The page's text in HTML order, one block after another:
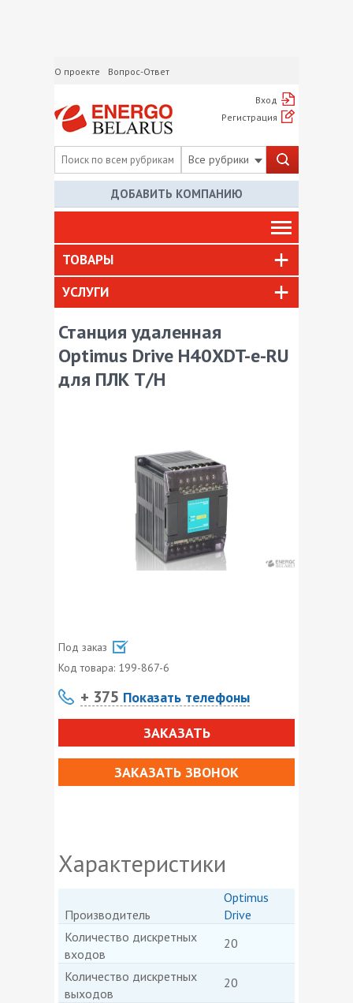
О проекте Вопрос-Ответ
Вход
Регистрация
Все рубрики
ДОБАВИТЬ КОМПАНИЮ
ТОВАРЫ
УСЛУГИ
Станция удаленная
Optimus Drive H40XDT-e-RU
для ПЛК T/H
Под заказ
Код товара: 199-867-6
+ 375 Показать телефоны
ЗАКАЗАТЬ
ЗАКАЗАТЬ ЗВОНОК
Характеристики
Производитель
Optimus
Drive
Количество дискретных
входов
20
Количество дискретных
выходов
20